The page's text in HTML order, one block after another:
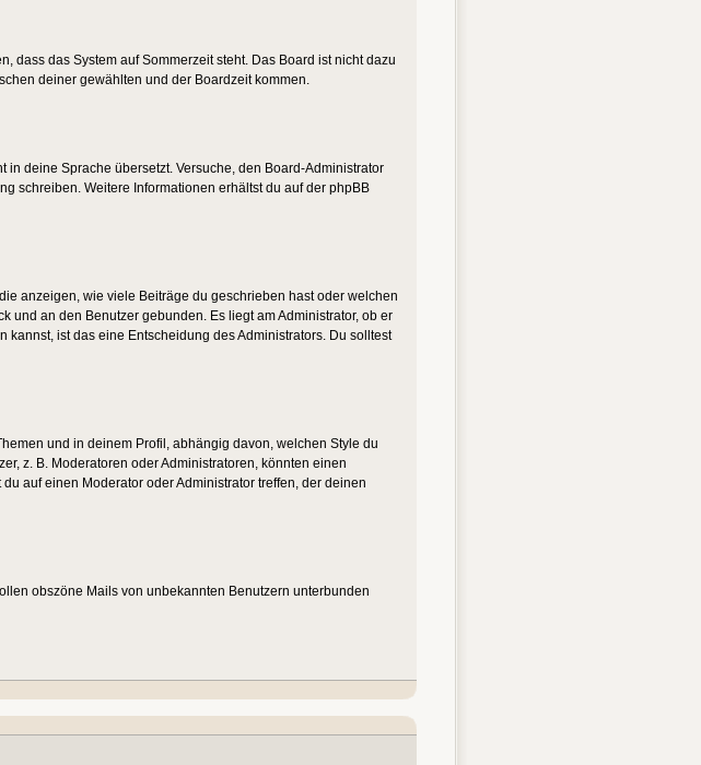
dass das System auf Sommerzeit steht. Das Board ist nicht dazu
deiner gewählten und der Boardzeit kommen.
deine Sprache übersetzt. Versuche, den Board-Administrator
schreiben. Weitere Informationen erhältst du auf der phpBB
anzeigen, wie viele Beiträge du geschrieben hast oder welchen
und an den Benutzer gebunden. Es liegt am Administrator, ob er
ist das eine Entscheidung des Administrators. Du solltest
und in deinem Profil, abhängig davon, welchen Style du
z. B. Moderatoren oder Administratoren, könnten einen
auf einen Moderator oder Administrator treffen, der deinen
obszöne Mails von unbekannten Benutzern unterbunden